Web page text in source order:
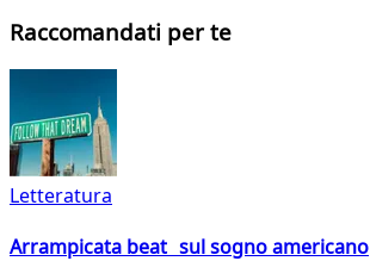
Raccomandati per te
Letteratura
Arrampicata beat sul sogno americano